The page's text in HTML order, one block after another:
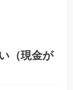
（現金が